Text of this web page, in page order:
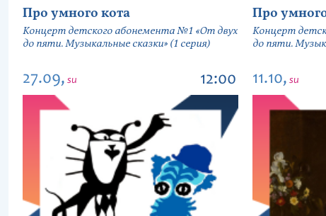
Про умного кота
Концерт детского абонемента №1 «От двух
до пяти. Музыкальные сказки» (1 серия)
Про
Концерт
до пяти.
27.09, su 12:00 11.10, su